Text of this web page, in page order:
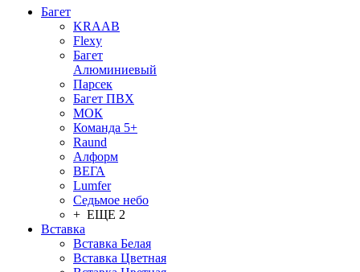
Багет
KRAAB
Flexy
Багет
Алюминиевый
Парсек
Багет ПВХ
МОК
Команда 5+
Raund
Алформ
ВЕГА
Lumfer
Седьмое небо
+ ЕЩЕ 2
Вставка
Вставка Белая
Вставка Цветная